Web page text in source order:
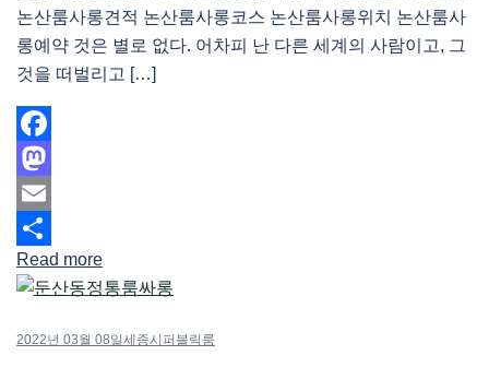
논산룸사롱견적 논산룸사롱코스 논산룸사롱위치 논산룸사
롱예약 것은 별로 없다. 어차피 난 다른 세계의 사람이고, 그
것을 떠벌리고 […]
Facebook
Mastodon
Email
Share
Read more
2022년 03월 08일 세종시퍼블릭룸